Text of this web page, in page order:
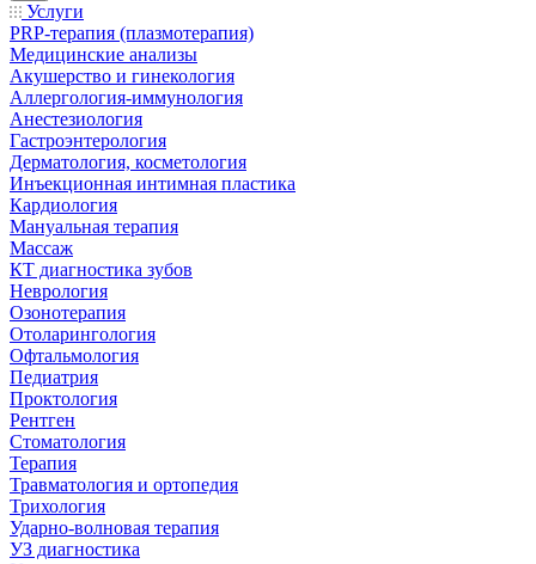
Услуги
PRP-терапия (плазмотерапия)
Медицинские анализы
Акушерство и гинекология
Аллергология-иммунология
Анестезиология
Гастроэнтерология
Дерматология, косметология
Инъекционная интимная пластика
Кардиология
Мануальная терапия
Массаж
КТ диагностика зубов
Неврология
Озонотерапия
Отоларингология
Офтальмология
Педиатрия
Проктология
Рентген
Стоматология
Терапия
Травматология и ортопедия
Трихология
Ударно-волновая терапия
УЗ диагностика